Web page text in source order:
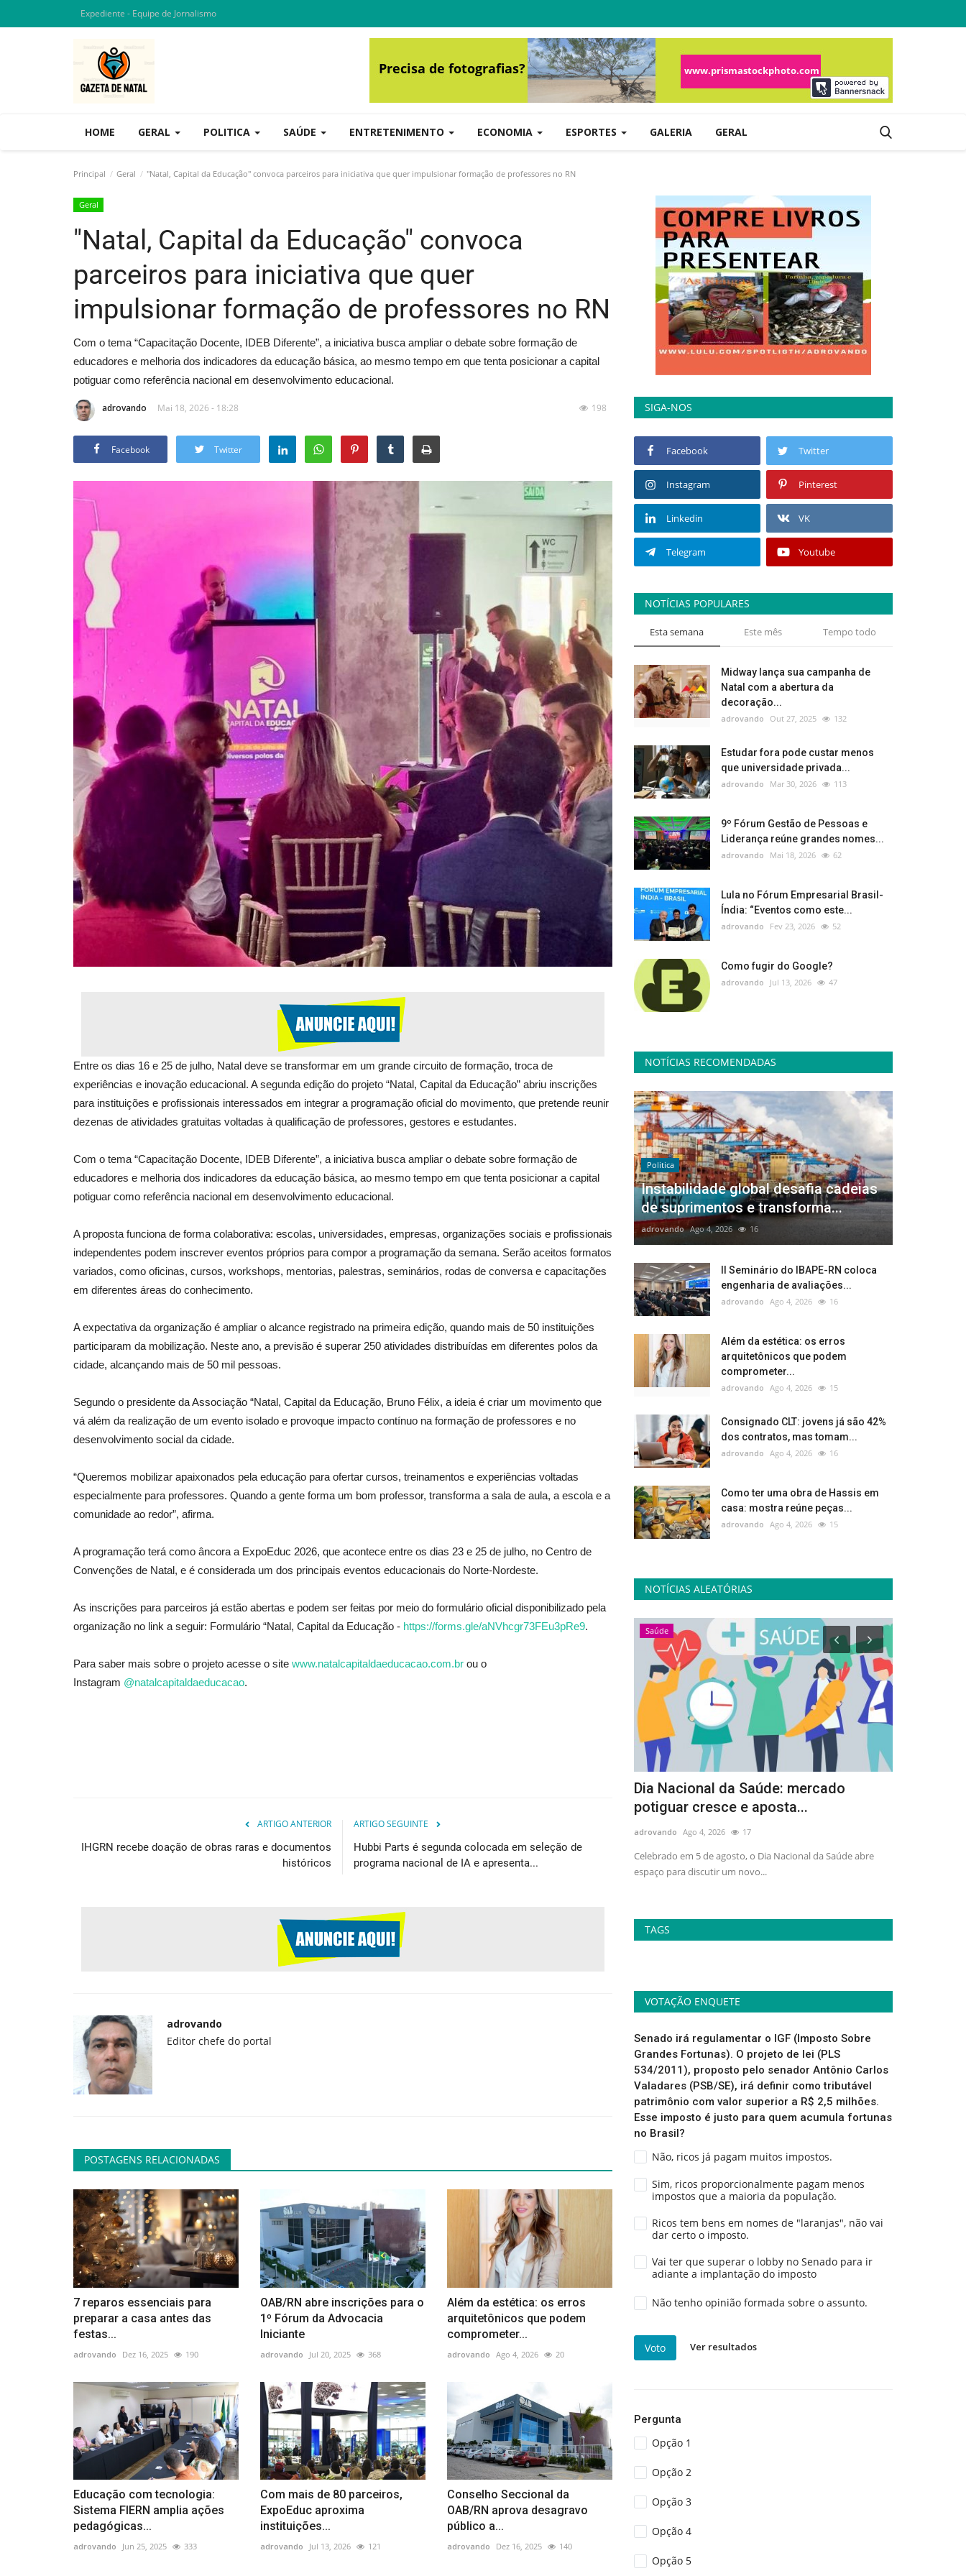
Expediente - Equipe de Jornalismo
HOME GERAL POLITICA SAÚDE ENTRETENIMENTO ECONOMIA ESPORTES GALERIA GERAL
Principal Geral "Natal, Capital da Educação" convoca parceiros para iniciativa que quer impulsionar formação de professores no RN
Geral
"Natal, Capital da Educação" convoca
parceiros para iniciativa que quer
impulsionar formação de professores no RN
Com o tema “Capacitação Docente, IDEB Diferente”, a iniciativa busca ampliar o debate sobre formação de
educadores e melhoria dos indicadores da educação básica, ao mesmo tempo em que tenta posicionar a capital
potiguar como referência nacional em desenvolvimento educacional.
adrovando Mai 18, 2026 - 18:28 198
Facebook Twitter
Entre os dias 16 e 25 de julho, Natal deve se transformar em um grande circuito de formação, troca de
experiências e inovação educacional. A segunda edição do projeto “Natal, Capital da Educação” abriu inscrições
para instituições e profissionais interessados em integrar a programação oficial do movimento, que pretende reunir
dezenas de atividades gratuitas voltadas à qualificação de professores, gestores e estudantes.
Com o tema “Capacitação Docente, IDEB Diferente”, a iniciativa busca ampliar o debate sobre formação de
educadores e melhoria dos indicadores da educação básica, ao mesmo tempo em que tenta posicionar a capital
potiguar como referência nacional em desenvolvimento educacional.
A proposta funciona de forma colaborativa: escolas, universidades, empresas, organizações sociais e profissionais
independentes podem inscrever eventos próprios para compor a programação da semana. Serão aceitos formatos
variados, como oficinas, cursos, workshops, mentorias, palestras, seminários, rodas de conversa e capacitações
em diferentes áreas do conhecimento.
A expectativa da organização é ampliar o alcance registrado na primeira edição, quando mais de 50 instituições
participaram da mobilização. Neste ano, a previsão é superar 250 atividades distribuídas em diferentes polos da
cidade, alcançando mais de 50 mil pessoas.
Segundo o presidente da Associação “Natal, Capital da Educação, Bruno Félix, a ideia é criar um movimento que
vá além da realização de um evento isolado e provoque impacto contínuo na formação de professores e no
desenvolvimento social da cidade.
“Queremos mobilizar apaixonados pela educação para ofertar cursos, treinamentos e experiências voltadas
especialmente para professores. Quando a gente forma um bom professor, transforma a sala de aula, a escola e a
comunidade ao redor”, afirma.
A programação terá como âncora a ExpoEduc 2026, que acontece entre os dias 23 e 25 de julho, no Centro de
Convenções de Natal, e é considerada um dos principais eventos educacionais do Norte-Nordeste.
As inscrições para parceiros já estão abertas e podem ser feitas por meio do formulário oficial disponibilizado pela
organização no link a seguir: Formulário “Natal, Capital da Educação - https://forms.gle/aNVhcgr73FEu3pRe9.
Para saber mais sobre o projeto acesse o site www.natalcapitaldaeducacao.com.br ou o
Instagram @natalcapitaldaeducacao.
ARTIGO ANTERIOR
IHGRN recebe doação de obras raras e documentos
históricos
ARTIGO SEGUINTE
Hubbi Parts é segunda colocada em seleção de
programa nacional de IA e apresenta...
adrovando
Editor chefe do portal
POSTAGENS RELACIONADAS
7 reparos essenciais para
preparar a casa antes das
festas...
adrovando Dez 16, 2025 190
OAB/RN abre inscrições para o
1º Fórum da Advocacia
Iniciante
adrovando Jul 20, 2025 368
Além da estética: os erros
arquitetônicos que podem
comprometer...
adrovando Ago 4, 2026 20
Educação com tecnologia:
Sistema FIERN amplia ações
pedagógicas...
adrovando Jun 25, 2025 333
Com mais de 80 parceiros,
ExpoEduc aproxima
instituições...
adrovando Jul 13, 2026 121
Conselho Seccional da
OAB/RN aprova desagravo
público a...
adrovando Dez 16, 2025 140
SIGA-NOS
Facebook Twitter
Instagram Pinterest
Linkedin VK
Telegram Youtube
NOTÍCIAS POPULARES
Esta semana Este mês Tempo todo
Midway lança sua campanha de
Natal com a abertura da
decoração...
adrovando Out 27, 2025 132
Estudar fora pode custar menos
que universidade privada...
adrovando Mar 30, 2026 113
9º Fórum Gestão de Pessoas e
Liderança reúne grandes nomes...
adrovando Mai 18, 2026 62
Lula no Fórum Empresarial Brasil-
Índia: “Eventos como este...
adrovando Fev 23, 2026 52
Como fugir do Google?
adrovando Jul 13, 2026 47
NOTÍCIAS RECOMENDADAS
Politica
Instabilidade global desafia cadeias
de suprimentos e transforma...
adrovando Ago 4, 2026 16
II Seminário do IBAPE-RN coloca
engenharia de avaliações...
adrovando Ago 4, 2026 16
Além da estética: os erros
arquitetônicos que podem
comprometer...
adrovando Ago 4, 2026 15
Consignado CLT: jovens já são 42%
dos contratos, mas tomam...
adrovando Ago 4, 2026 16
Como ter uma obra de Hassis em
casa: mostra reúne peças...
adrovando Ago 4, 2026 15
NOTÍCIAS ALEATÓRIAS
Geral
piorado muito significativamente...
Economia
Levantamento do Movimento Plástico Transforma aponta
avanço no consumo de resina...
Saúde
Dia Nacional da Saúde: mercado
potiguar cresce e aposta...
adrovando Ago 4, 2026 17
Celebrado em 5 de agosto, o Dia Nacional da Saúde abre
espaço para discutir um novo...
TAGS
VOTAÇÃO ENQUETE
Senado irá regulamentar o IGF (Imposto Sobre
Grandes Fortunas). O projeto de lei (PLS
534/2011), proposto pelo senador Antônio Carlos
Valadares (PSB/SE), irá definir como tributável
patrimônio com valor superior a R$ 2,5 milhões.
Esse imposto é justo para quem acumula fortunas
no Brasil?
Não, ricos já pagam muitos impostos.
Sim, ricos proporcionalmente pagam menos
impostos que a maioria da população.
Ricos tem bens em nomes de "laranjas", não vai
dar certo o imposto.
Vai ter que superar o lobby no Senado para ir
adiante a implantação do imposto
Não tenho opinião formada sobre o assunto.
Voto Ver resultados
Pergunta
Opção 1
Opção 2
Opção 3
Opção 4
Opção 5